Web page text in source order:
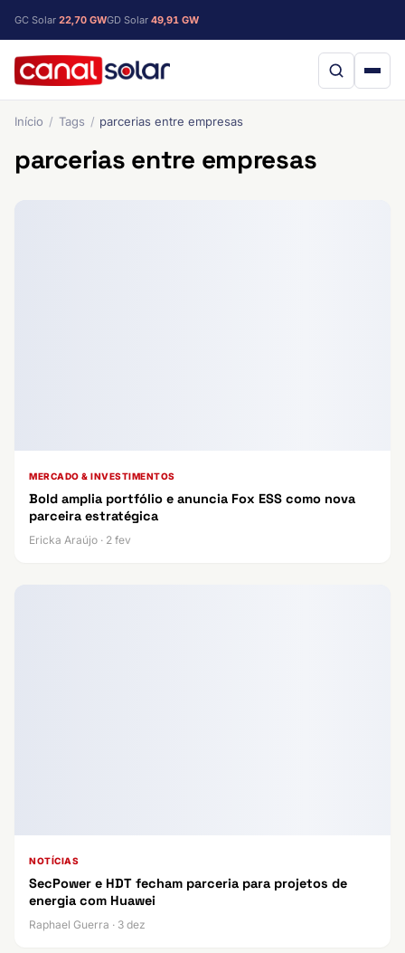
GC Solar 22,70 GWGD Solar 49,91 GW
Início Tags parcerias entre empresas
parcerias entre empresas
MERCADO & INVESTIMENTOS
Bold amplia portfólio e anuncia Fox ESS como nova
parceira estratégica
Ericka Araújo · 2 fev
NOTÍCIAS
SecPower e HDT fecham parceria para projetos de
energia com Huawei
Raphael Guerra · 3 dez